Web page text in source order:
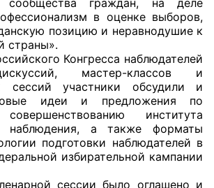
ОП КО
штаб
сообщества граждан, на деле
в оценке выборов,
позицию и неравнодушие к
страны».
Конгресса наблюдателей
мастер-классов и
сессий участники обсудили и
идеи и предложения по
института
наблюдения, а также форматы
подготовки наблюдателей в
избирательной кампании
сессии было оглашено и